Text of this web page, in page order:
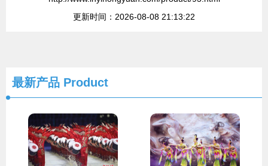
更新时间：2026-08-08 21:13:22
最新产品 Product